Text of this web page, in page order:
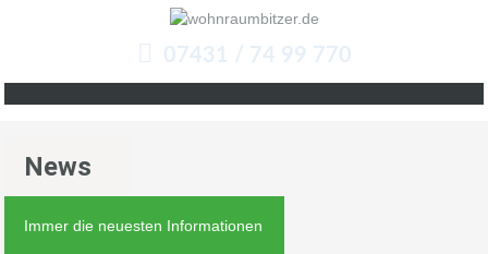
07431 / 74 99 770
News
Immer die neuesten Informationen